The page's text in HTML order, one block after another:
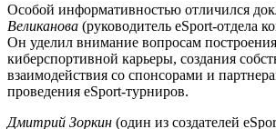
Особой информативностью отличился
Великанова (руководитель eSport-отдела
Он уделил внимание вопросам
киберспортивной карьеры, создания
взаимодействия со спонсорами и
проведения eSport-турниров.
Дмитрий Зоркин (один из создателей